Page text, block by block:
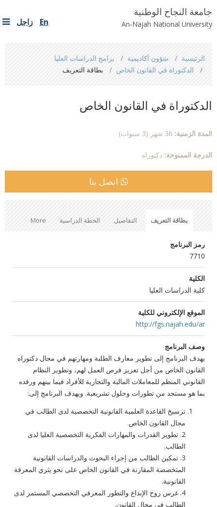
جامعة النجاح الوطنية
An-Najah National University
En زاجل
are
الرئيسية شؤون أكاديمية
برامج الدراسات العليا
الدكتوراة في القانون الخاص
بطاقة التعريف
الدكتوراة في القانون الخاص
المدة الزمنية:
الدرجة الممنوحة: دكتوراه
اتصل بنا
بطاقة التعريف التفاصيل الخطة الدراسية More
رمز البرنامج
7710
الكلية
كلية الدراسات العليا
الموقع الإلكتروني للكلية
http://fgs.najah.edu/ar
وصف البرنامج
يهدف البرنامج إلى تطوير معارف الطلبة ومهارتهم في مجال دكتوراه
القانون الخاص من أجل تعزيز فرص العمل لهم، وتطوير النظام
القانوني المنظم للمعاملات المالية والتجارية للأفراد فيما بينهم ورفده
بما هو مستجد من تطورات وحلول تشريعية. ويهدف البرنامج إلى:
ترسيخ القاعدة العلمية القانونية التخصصية لدى الطالب في
مجال القانون الخاص.
2. تطوير القدرات والمهارات الفكرية التخصصية العليا لدى
الطالب.
3. تمكين الطالب من إجراء البحوث والدراسات القانونية
المتخصصة المقارنة في القانون الخاص على نحو يثري المعرفة
القانونية.
4. غرس روح الإبداع والتطور المعرفي التخصصي المستمر لدى
الطالب في مجال القانون.